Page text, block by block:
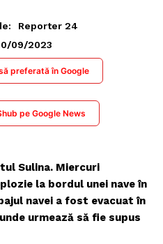
Reporter 24
09/2023
preferată în Google
pe Google News
Sulina. Miercuri
la bordul unei nave în
navei a fost evacuat în
urmează să fie supus